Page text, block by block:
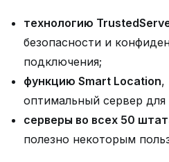
технологию
безопасности и
подключения;
функцию Smart Location,
оптимальный сервер
серверы во всех 50
полезно некоторым